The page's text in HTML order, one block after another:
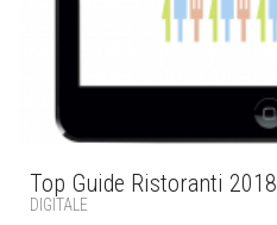
Top Guide Ristoranti 2018
DIGITALE